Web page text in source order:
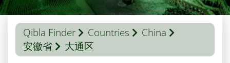
Qibla Finder Countries
China
安徽省
大通区